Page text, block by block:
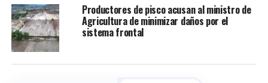
Productores de pisco acusan al ministro de
Agricultura de minimizar daños por el
sistema frontal